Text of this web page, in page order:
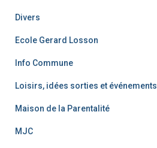
Divers
Ecole Gerard Losson
Info Commune
Loisirs, idées sorties et événements
Maison de la Parentalité
MJC